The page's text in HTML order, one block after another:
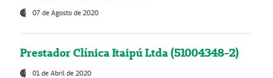
07 de Agosto de 2020
Prestador Clínica Itaipú Ltda (51004348-2)
01 de Abril de 2020